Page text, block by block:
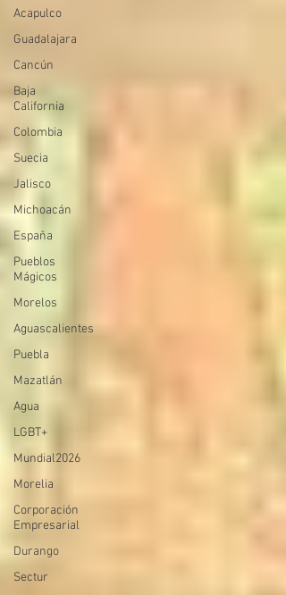
Acapulco
Guadalajara
Cancún
Baja
California
Colombia
Suecia
Jalisco
Michoacán
España
Pueblos
Mágicos
Morelos
Aguascalientes
Puebla
Mazatlán
Agua
LGBT+
Mundial2026
Morelia
Corporación
Empresarial
Durango
Sectur